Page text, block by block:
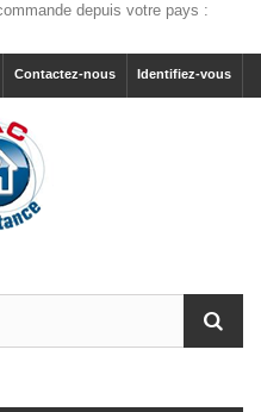
depuis votre pays :
Identifiez-vous
Contactez-nous